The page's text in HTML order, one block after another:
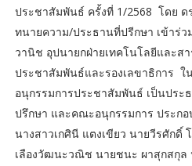
ประชาสัมพันธ์ ครั้งที่ 1/2568 โดย ด
ทนายความ/ประธานที่ปรีกษา เข้าร่
วานิช อุปนายกฝ่ายเทคโนโลยีและส
ประชาสัมพันธ์และรองเลขาธิการ
อนุกรรมการประชาสัมพันธ์ เป็นปร
ปรึกษา และคณะอนุกรรมการ ประก
นางสาวเกศินี แตงเขียว นายวีรศัก
เลืองวัฒนะวณิช นายชนะ ผาสุกสกุ